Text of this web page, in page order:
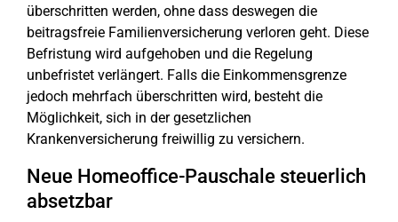
überschritten werden, ohne dass deswegen die
beitragsfreie Familienversicherung verloren geht. Diese
Befristung wird aufgehoben und die Regelung
unbefristet verlängert. Falls die Einkommensgrenze
jedoch mehrfach überschritten wird, besteht die
Möglichkeit, sich in der gesetzlichen
Krankenversicherung freiwillig zu versichern.
Neue Homeoffice-Pauschale steuerlich
absetzbar